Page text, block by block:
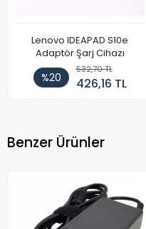
Lenovo IDEAPAD S10e
Adaptör Şarj Cihazı
%20
532,70 TL
426,16 TL
Benzer Ürünler